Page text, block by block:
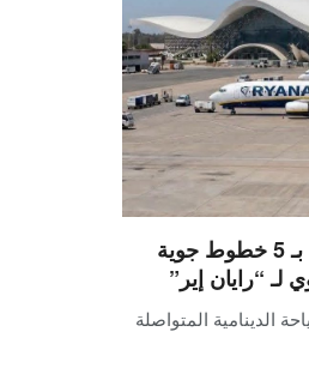
أكادير تعزز جاذبيتها السياحية بـ 5 خطوط جوية
“رايان إير”
الدينامية المتواصلة